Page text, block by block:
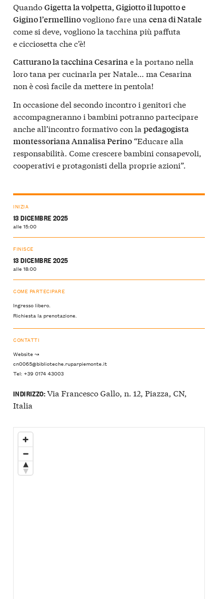
QuandoGigetta la volpetta, Gigiotto il lupotto e
Gigino l’ermellinovogliono fare una cena di Natale
come si deve, vogliono la tacchina più paffuta
e cicciosetta che c’è!
Catturano la tacchina Cesarinae la portano nella
loro tana per cucinarla per Natale… ma Cesarina
non è così facile da mettere in pentola!
In occasione del secondo incontro i genitori che
accompagneranno i bambini potranno partecipare
anche all’incontro formativo con la pedagogista
montessoriana Annalisa Perino “Educare alla
responsabilità. Come crescere bambini consapevoli,
cooperativi e protagonisti della proprie azioni”.
INIZIA
13 DICEMBRE 2025
alle 15:00
FINISCE
13 DICEMBRE 2025
alle 18:00
COME PARTECIPARE
Ingresso libero.
Richiesta la prenotazione.
CONTATTI
Website ↝
cn0065@biblioteche.ruparpiemonte.it
Tel: +39 0174 43003
INDIRIZZO:Via Francesco Gallo, n. 12, Piazza, CN,
Italia